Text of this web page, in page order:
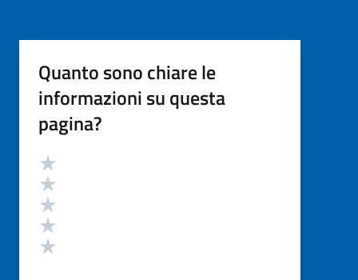
Quanto sono chiare le
informazioni su questa
pagina?
Valutazione